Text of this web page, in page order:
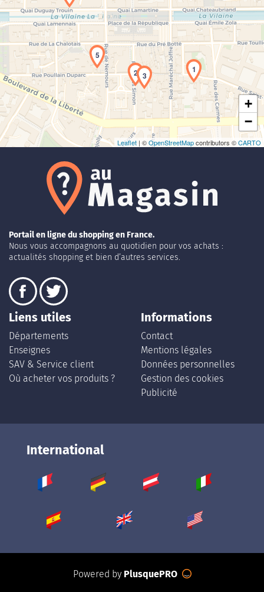
Chargement de la carte en cours...
1
2 3
5
+
−
Leaflet | ©OpenStreetMapcontributors ©CARTO
Portail en ligne du shopping en France.
Nous vous accompagnons au quotidien pour vos achats :
actualités shopping et bien d’autres services.
Liens utiles
Départements
Enseignes
SAV & Service client
Où acheter vos produits ?
Informations
Contact
Mentions légales
Données personnelles
Gestion des cookies
Publicité
International
Powered by PlusquePRO